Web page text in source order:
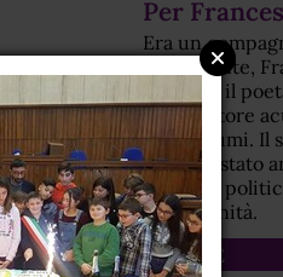
Per
Era un
nonviolente,
Non solo il
l'osservatore
dei costumi. Il
artista è stato
morale e
dell'umanità.
SCHEDE